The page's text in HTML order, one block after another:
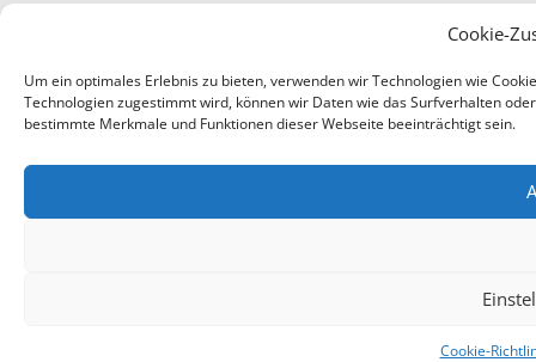
Cookie-
Um ein optimales Erlebnis zu bieten, verwenden wir Technologien wie
Technologien zugestimmt wird, können wir Daten wie das Surfverhalten
bestimmte Merkmale und Funktionen dieser Webseite beeinträchtigt sein.
Cookie-